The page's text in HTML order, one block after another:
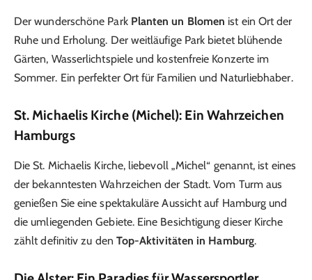
Der wunderschöne Park Planten un Blomen ist ein Ort der
Ruhe und Erholung. Der weitläufige Park bietet blühende
Gärten, Wasserlichtspiele und kostenfreie Konzerte im
Sommer. Ein perfekter Ort für Familien und Naturliebhaber.
St. Michaelis Kirche (Michel): Ein Wahrzeichen
Hamburgs
Die St. Michaelis Kirche, liebevoll „Michel“ genannt, ist eines
der bekanntesten Wahrzeichen der Stadt. Vom Turm aus
genießen Sie eine spektakuläre Aussicht auf Hamburg und
die umliegenden Gebiete. Eine Besichtigung dieser Kirche
zählt definitiv zu den Top-Aktivitäten in Hamburg.